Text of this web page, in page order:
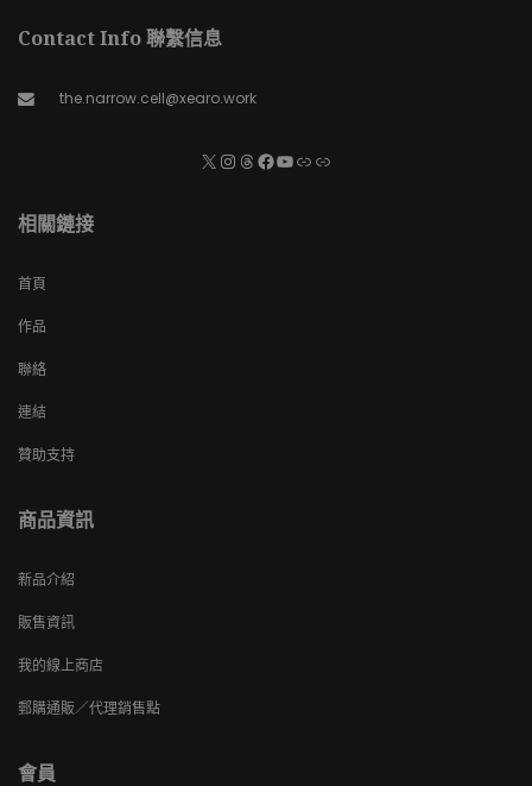
Contact Info 聯繫信息
the.narrow.cell@xearo.work
相關鏈接
首頁
作品
聯絡
連結
贊助支持
商品資訊
新品介紹
販售資訊
我的線上商店
郵購通販／代理銷售點
會員